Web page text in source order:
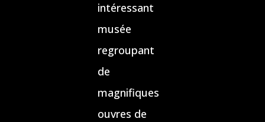
intéressant
musée
regroupant
de
magnifiques
ouvres de